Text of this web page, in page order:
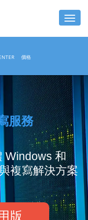
價格
服務
Windows 和
複寫解決方案
版